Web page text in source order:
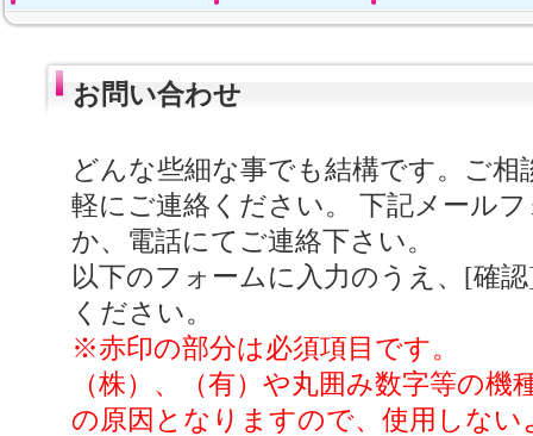
お問い合わせ
どんな些細な事でも結構です。ご相
軽にご連絡ください。 下記メール
か、電話にてご連絡下さい。
以下のフォームに入力のうえ、[確
ください。
※赤印の部分は必須項目です。
（株）、（有）や丸囲み数字等の機
の原因となりますので、使用しな